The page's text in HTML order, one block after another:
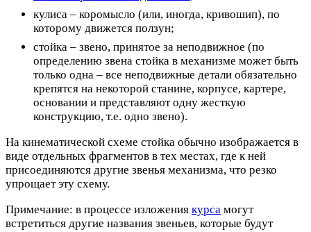
кулиса – коромысло (или, иногда, кривошип), по
которому движется ползун;
стойка – звено, принятое за неподвижное (по
определению звена стойка в механизме может быть
только одна – все неподвижные детали обязательно
крепятся на некоторой станине, корпусе, картере,
основании и представляют одну жесткую
конструкцию, т.е. одно звено).
На кинематической схеме стойка обычно изображается в
виде отдельных фрагментов в тех местах, где к ней
присоединяются другие звенья механизма, что резко
упрощает эту схему.
Примечание: в процессе изложения курса могут
встретиться другие названия звеньев, которые будут